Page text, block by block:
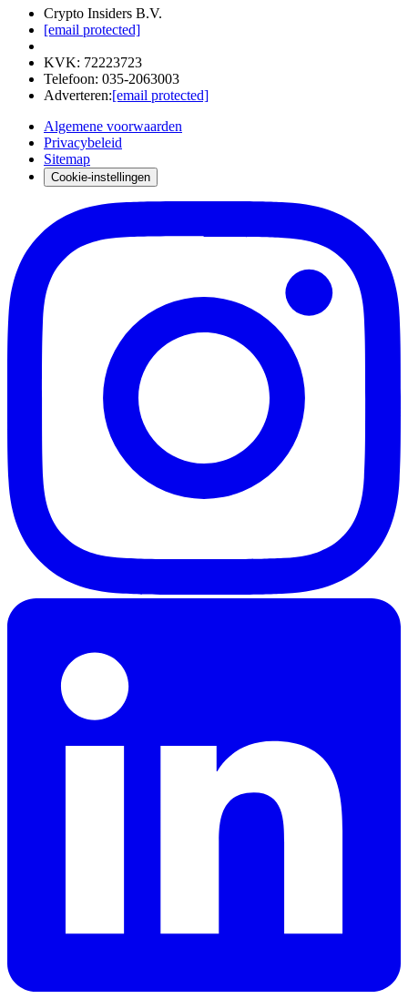
Crypto Insiders B.V.
[email protected]
KVK: 72223723
Telefoon: 035-2063003
Adverteren:[email protected]
Algemene voorwaarden
Privacybeleid
Sitemap
Cookie-instellingen